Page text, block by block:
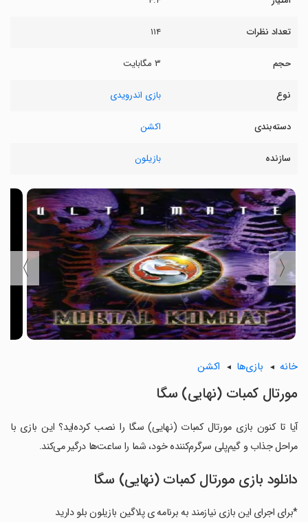
تعداد نظرات ۱۱۴
حجم ۳ مگابایت
نوع بازی اندرویدی
دسته‌بندی اکشن
سازنده بازیلون
〈
〉
خانه بازی‌ها اکشن
مورتال کمبات (نهایی) سگا
آیا تا کنون بازی مورتال کمبات (نهایی) سگا را نصب کرده‌اید؟ این بازی با
مراحل جذاب و گیم‌پلی سرگرم‌کننده خود، شما را ساعت‌ها درگیر می‌کند.
دانلود بازی مورتال کمبات (نهایی) سگا
‏*برای اجرای این بازی نیازمند به برنامه ی پلاگین بازیلون بلو دارید